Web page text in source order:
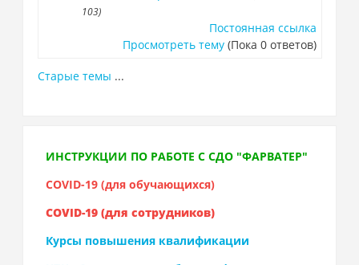
103)
Постоянная ссылка
Просмотреть тему(Пока 0 ответов)
Старые темы ...
ИНСТРУКЦИИ ПО РАБОТЕ С СДО "ФАРВАТЕР"
COVID-19 (для обучающихся)
COVID-19 (для сотрудников)
Курсы повышения квалификации